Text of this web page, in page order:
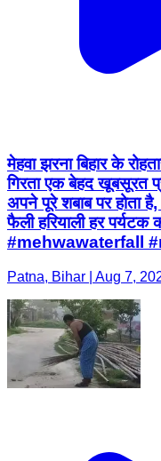
मेहवा झरना बिहार के
गिरता एक बेहद खूबसूरत
अपने पूरे शबाब पर होता
फैली हरियाली हर पर्यटक
#mehwawaterfall
Patna, Bihar | Aug 7,